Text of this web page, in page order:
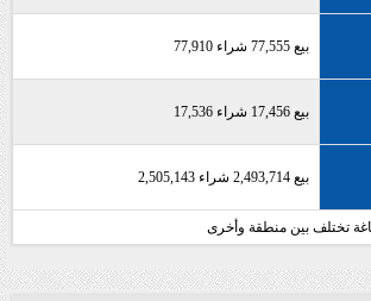
بيع 77,555 شراء 77,910
بيع 17,456 شراء 17,536
بيع 2,493,714 شراء 2,505,143
تختلف بين منطقة وأخرى